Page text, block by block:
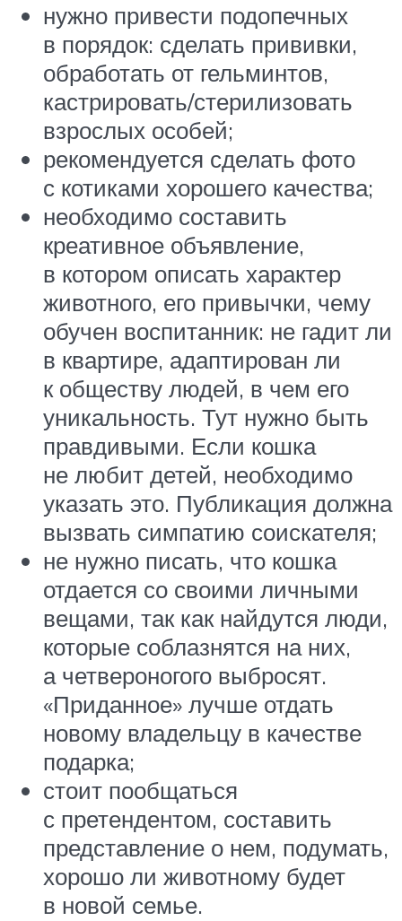
нужно привести подопечных
в порядок: сделать прививки,
обработать от гельминтов,
кастрировать/стерилизовать
взрослых особей;
рекомендуется сделать фото
с котиками хорошего качества;
необходимо составить
креативное объявление,
в котором описать характер
животного, его привычки, чему
обучен воспитанник: не гадит ли
в квартире, адаптирован ли
к обществу людей, в чем его
уникальность. Тут нужно быть
правдивыми. Если кошка
не любит детей, необходимо
указать это. Публикация должна
вызвать симпатию соискателя;
не нужно писать, что кошка
отдается со своими личными
вещами, так как найдутся люди,
которые соблазнятся на них,
а четвероногого выбросят.
«Приданное» лучше отдать
новому владельцу в качестве
подарка;
стоит пообщаться
с претендентом, составить
представление о нем, подумать,
хорошо ли животному будет
в новой семье.